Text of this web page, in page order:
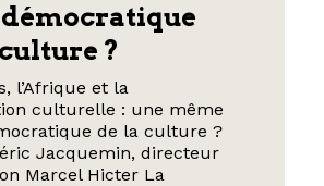
?
l’Afrique et la
culturelle : une même
de la culture ?
Jacquemin, directeur
Marcel Hicter La